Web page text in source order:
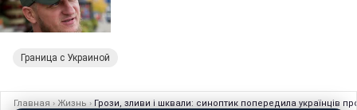
Граница с Украиной
Главная › Жизнь › Грози, зливи і шквали: синоптик попередила українців